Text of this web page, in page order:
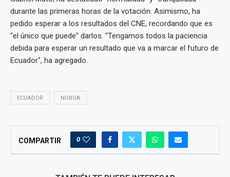
durante las primeras horas de la votación. Asimismo, ha
pedido esperar a los resultados del CNE, recordando que es
"el único que puede" darlos. "Tengamos todos la paciencia
debida para esperar un resultado que va a marcar el futuro de
Ecuador", ha agregado.
ECUADOR NOBOA
COMPARTIR 0